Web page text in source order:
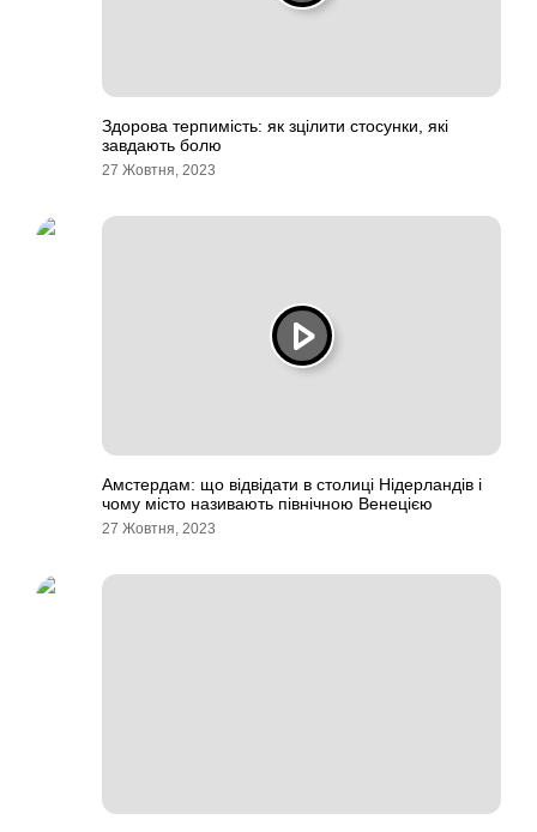
Здорова терпимість: як зцілити стосунки, які
завдають болю
27 Жовтня, 2023
Амстердам: що відвідати в столиці Нідерландів і
чому місто називають північною Венецією
27 Жовтня, 2023